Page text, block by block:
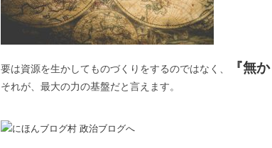
要は資源を生かしてものづくりをするのではなく、 『無
それが、最大の力の基盤だと言えます。